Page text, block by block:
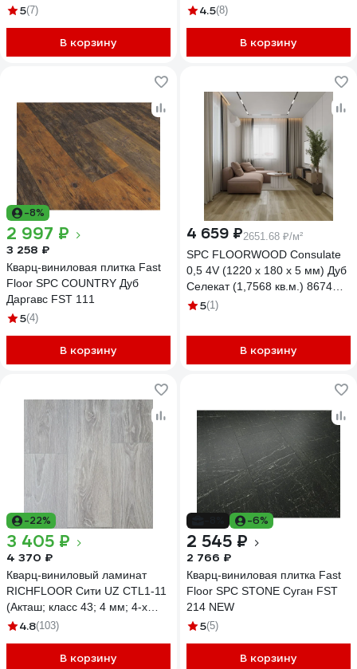
м 4690642017137
5(7)
В корзину
мм, микрофаска; 1,86 кв.м) M-
4.5(8)
В корзину
-8%
2 997 ₽
3 258 ₽
Кварц-виниловая плитка Fast
Floor SPC COUNTRY Дуб
Даргавс FST 111
5(4)
В корзину
4 659 ₽2651.68 ₽/м²
SPC FLOORWOOD Consulate
0,5 4V (1220 х 180 х 5 мм) Дуб
Селекат (1,7568 кв.м.) 8674
Т0039046
5(1)
В корзину
-22%
3 405 ₽
4 370 ₽
Кварц-виниловый ламинат
RICHFLOOR Сити UZ CТL1-11
(Акташ; класс 43; 4 мм; 4-х
сторонняя; площадь упаковки
4.8(103)
В корзину
-6%
2 545 ₽
2 766 ₽
Кварц-виниловая плитка Fast
Floor SPC STONE Суган FST
214 NEW
5(5)
В корзину